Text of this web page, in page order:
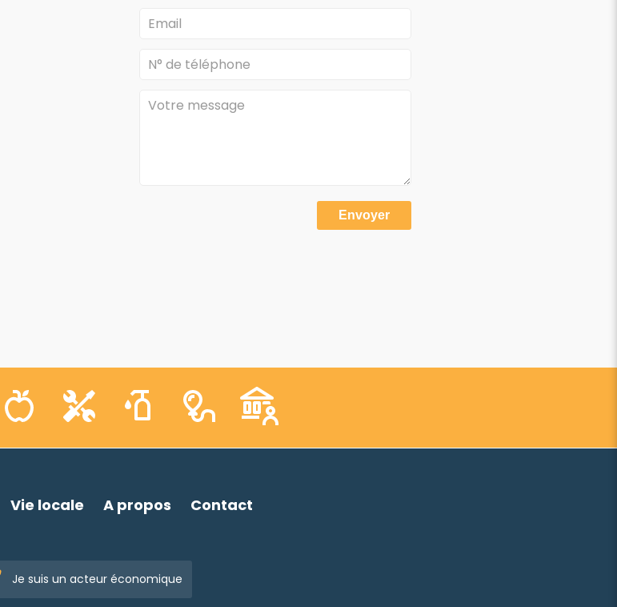
Vie locale A propos Contact
Je suis un acteur économique